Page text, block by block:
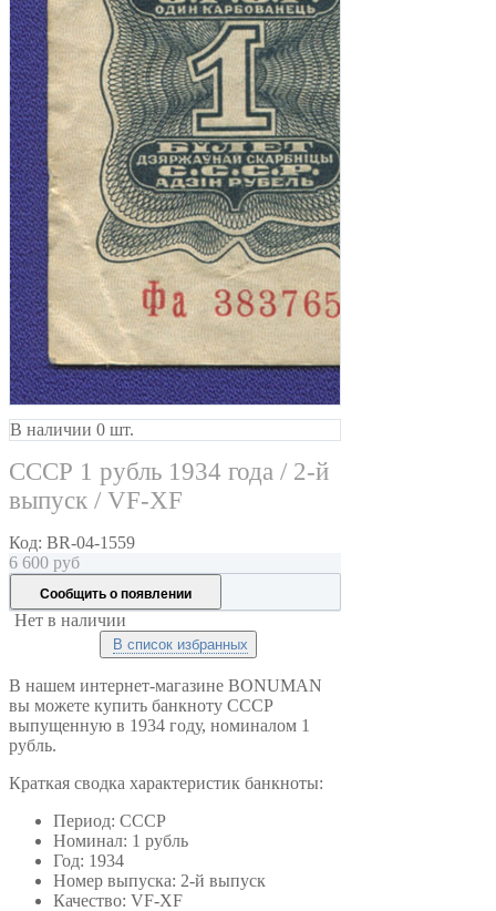
В наличии 0 шт.
СССР 1 рубль 1934 года / 2-й
выпуск / VF-XF
Код: BR-04-1559
6 600 руб
Сообщить о появлении
Нет в наличии
В список избранных
В нашем интернет-магазине BONUMAN
вы можете купить банкноту СССР
выпущенную в 1934 году, номиналом 1
рубль.
Краткая сводка характеристик банкноты:
Период: СССР
Номинал: 1 рубль
Год: 1934
Номер выпуска: 2-й выпуск
Качество: VF-XF